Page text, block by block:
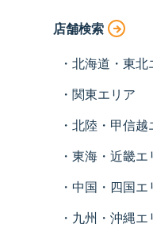
店舗検索
北海道・東北
関東エリア
北陸・甲信越
東海・近畿エ
中国・四国エ
九州・沖縄エ